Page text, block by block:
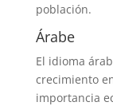
población.
Árabe
El idioma
crecimiento
importancia